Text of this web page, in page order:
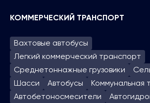
КОММЕРЧЕСКИЙ ТРАНСПОРТ
Вахтовые автобусы
Легкий коммерческий транспорт
Среднетоннажные грузовики
Шасси
Автобусы
Коммунальная
Автобетоносмесители